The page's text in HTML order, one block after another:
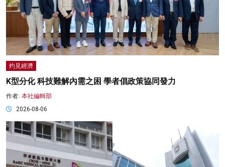
灼見經濟
K型分化 科技難解內需之困 學者倡政策協同發力
作者: 本社編輯部
2026-08-06